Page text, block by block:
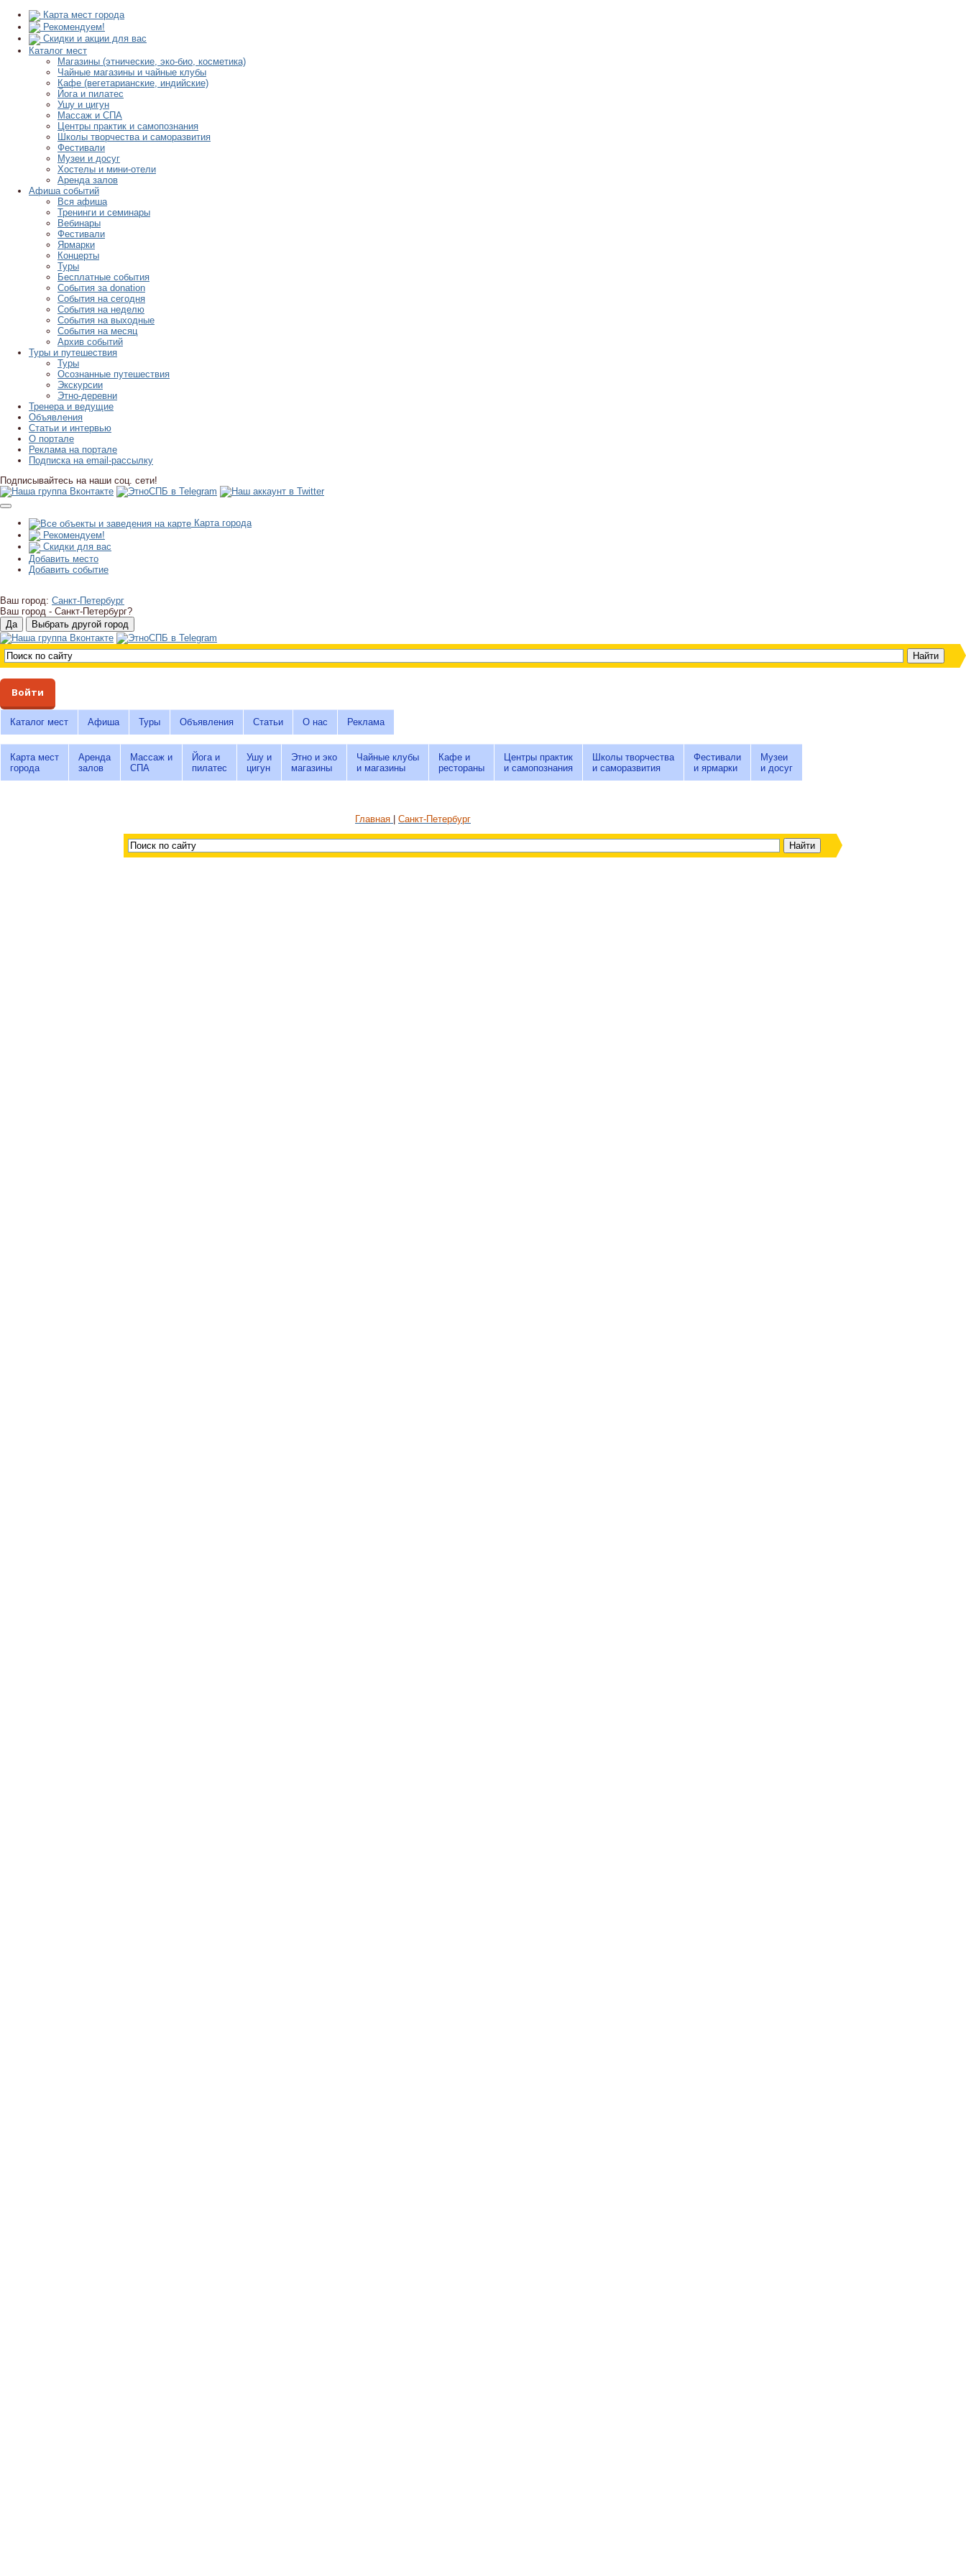
Карта мест города
Рекомендуем!
Скидки и акции для вас
Каталог мест
Магазины (этнические, эко-био, косметика)
Чайные магазины и чайные клубы
Кафе (вегетарианские, индийские)
Йога и пилатес
Ушу и цигун
Массаж и СПА
Центры практик и самопознания
Школы творчества и саморазвития
Фестивали
Музеи и досуг
Хостелы и мини-отели
Аренда залов
Афиша событий
Вся афиша
Тренинги и семинары
Вебинары
Фестивали
Ярмарки
Концерты
Туры
Бесплатные события
События за donation
События на сегодня
События на неделю
События на выходные
События на месяц
Архив событий
Туры и путешествия
Туры
Осознанные путешествия
Экскурсии
Этно-деревни
Тренера и ведущие
Объявления
Статьи и интервью
О портале
Реклама на портале
Подписка на email-рассылку
Подписывайтесь на наши соц. сети!
Карта города
Рекомендуем!
Скидки для вас
Добавить место
Добавить событие
Ваш город: Санкт-Петербург
Ваш город - Санкт-Петербург?
Войти
Каталог мест Афиша Туры Объявления Статьи О нас Реклама
Карта мест
города
Аренда
залов
Массаж и
СПА
Йога и
пилатес
Ушу и
цигун
Этно и эко
магазины
Чайные клубы
и магазины
Кафе и
рестораны
Центры практик
и самопознания
Школы творчества
и саморазвития
Фестивали
и ярмарки
Музеи
и досуг
Главная Санкт-Петербург